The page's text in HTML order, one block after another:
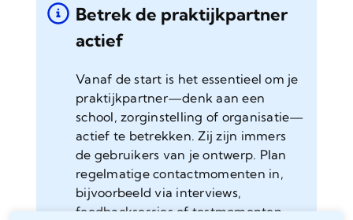
Betrek de praktijkpartner
actief
Vanaf de start is het essentieel om je
praktijkpartner—denk aan een
school, zorginstelling of organisatie—
actief te betrekken. Zij zijn immers
de gebruikers van je ontwerp. Plan
regelmatige contactmomenten in,
bijvoorbeeld via interviews,
feedbacksessies of testmomenten.